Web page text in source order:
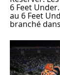
6 Feet
au 6 Feet
branché dans